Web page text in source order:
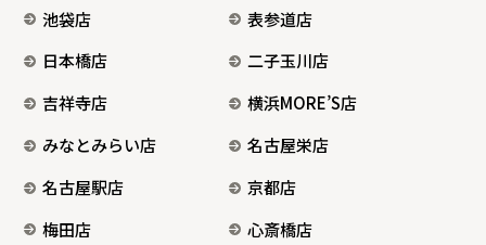
池袋店
表参道店
日本橋店
二子玉川店
吉祥寺店
横浜MORE’S店
みなとみらい店
名古屋栄店
名古屋駅店
京都店
梅田店
心斎橋店